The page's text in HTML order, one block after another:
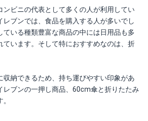
ンビニの代表として多くの人が利用してい
レブンでは、食品を購入する人が多いでし
ている種類豊富な商品の中には日用品も多
ています。そして特におすすめなのは、折
収納できるため、持ち運びやすい印象があ
レブンの一押し商品、60cm傘と折りたたみ